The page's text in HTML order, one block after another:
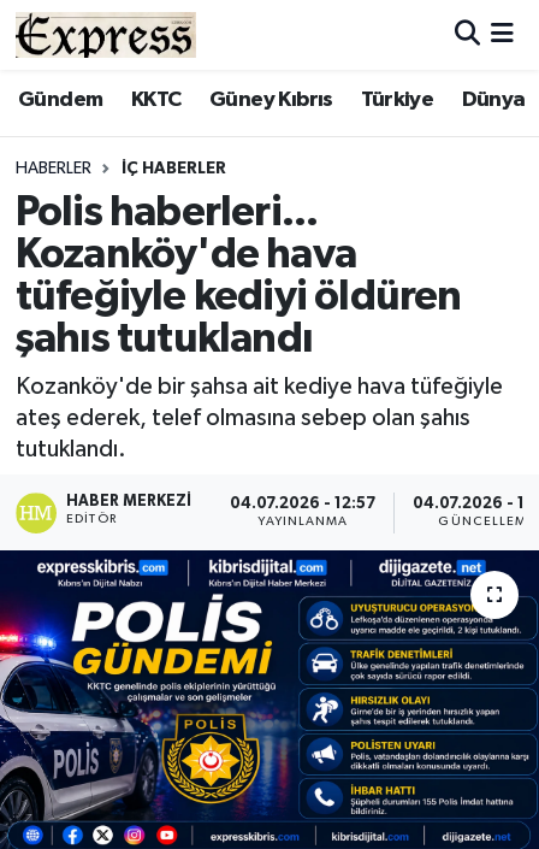
Gündem KKTC Güney Kıbrıs Türkiye Dünya
HABERLER İÇ HABERLER
Polis haberleri...
Kozanköy'de hava
tüfeğiyle kediyi öldüren
şahıs tutuklandı
Kozanköy'de bir şahsa ait kediye hava tüfeğiyle
ateş ederek, telef olmasına sebep olan şahıs
tutuklandı.
HABER MERKEZI
EDITÖR
04.07.2026 - 12:57
YAYINLANMA
04.07.2026 -
GÜNCELLEME
ALAYKÖY
BİLİM
ÇATALKÖY
DÜNYA
EĞİTİM
EKONOMİ
ENGLISH
ESENTEPE
GAZİMAĞUSA
GİRNE
GÜNDEM
GÜNEY KIBRIS
Hava Durumu
Süper Lig Puan Durumu ve Fikstür
Tüm Manşetler
Son Dakika Haberleri
Haber Arşivi